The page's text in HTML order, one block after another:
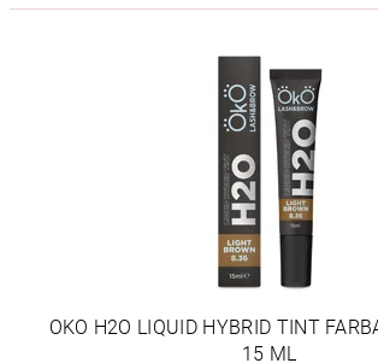
OKO H2O LIQUID HYBRID TINT
15 ML